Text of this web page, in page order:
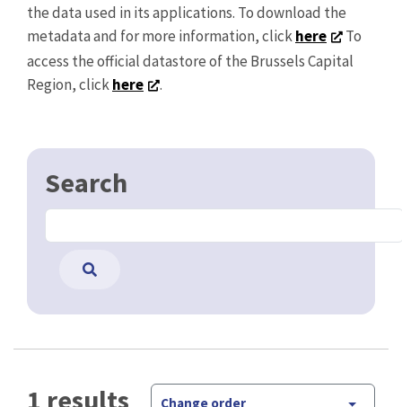
the data used in its applications. To download the
metadata and for more information, clickhere
To
access the official datastore of the Brussels Capital
Region, clickhere .
Search
1 results Change order